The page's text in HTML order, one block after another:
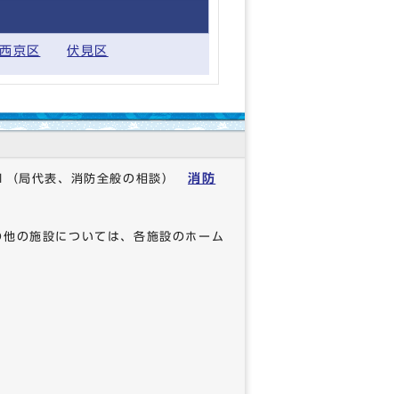
西京区 伏見区
（局代表、消防全般の相談）消防
の施設については、各施設のホーム